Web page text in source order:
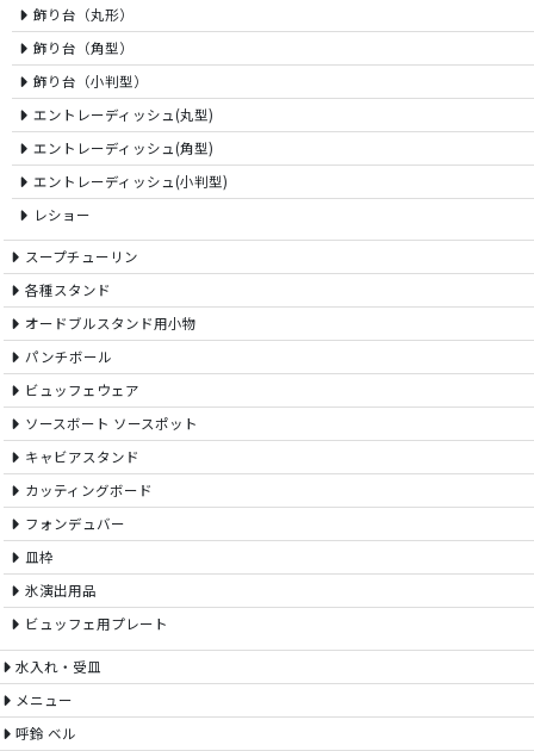
飾り台（丸形）
飾り台（角型）
飾り台（小判型）
エントレーディッシュ(丸型)
エントレーディッシュ(角型)
エントレーディッシュ(小判型)
レショー
スープチューリン
各種スタンド
オードブルスタンド用小物
パンチボール
ビュッフェウェア
ソースボート ソースポット
キャビアスタンド
カッティングボード
フォンデュバー
皿枠
氷演出用品
ビュッフェ用プレート
水入れ・受皿
メニュー
呼鈴 ベル